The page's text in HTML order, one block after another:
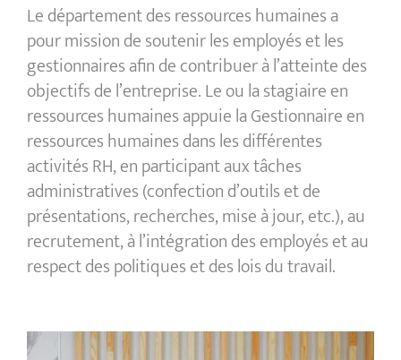
Le département des ressources humaines a
pour mission de soutenir les employés et les
gestionnaires afin de contribuer à l’atteinte des
objectifs de l’entreprise. Le ou la stagiaire en
ressources humaines appuie la Gestionnaire en
ressources humaines dans les différentes
activités RH, en participant aux tâches
administratives (confection d’outils et de
présentations, recherches, mise à jour, etc.), au
recrutement, à l’intégration des employés et au
respect des politiques et des lois du travail.